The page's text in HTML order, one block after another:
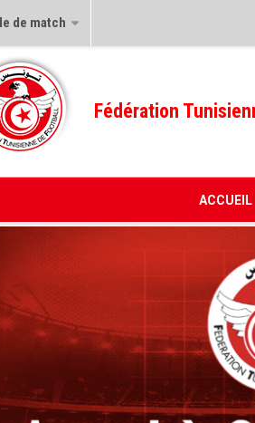
de match
Fédération
ACCUEIL